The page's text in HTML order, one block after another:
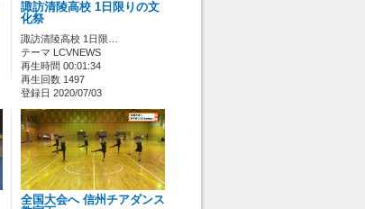
諏訪清陵高校 1日限りの文
化祭
諏訪清陵高校 1日限…
テーマ LCVNEWS
再生時間 00:01:34
再生回数 1497
登録日 2020/07/03
全国大会へ 信州チアダンス